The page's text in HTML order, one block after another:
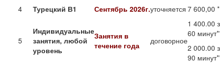
4 Турецкий В1 Сентябрь 2026г.уточняется 7 600,00 *
5
Индивидуальные
занятия, любой
уровень
Занятия в
течение года
договорное
1 400.00
60
2 000.00
90